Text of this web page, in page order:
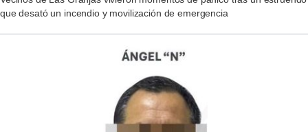
que desató un incendio y movilización de emergencia